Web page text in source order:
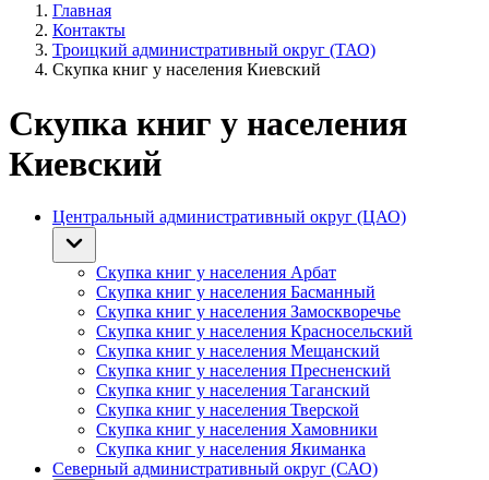
Главная
Контакты
Троицкий административный округ (ТАО)
Скупка книг у населения Киевский
Скупка книг у населения
Киевский
Центральный административный округ (ЦАО)
Скупка книг у населения Арбат
Скупка книг у населения Басманный
Скупка книг у населения Замоскворечье
Скупка книг у населения Красносельский
Скупка книг у населения Мещанский
Скупка книг у населения Пресненский
Скупка книг у населения Таганский
Скупка книг у населения Тверской
Скупка книг у населения Хамовники
Скупка книг у населения Якиманка
Северный административный округ (САО)